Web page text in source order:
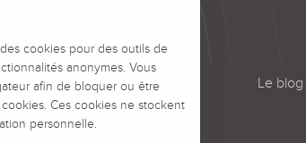
Le
cookies pour des outils de
anonymes. Vous
afin de bloquer ou être
Ces cookies ne stockent
personnelle.